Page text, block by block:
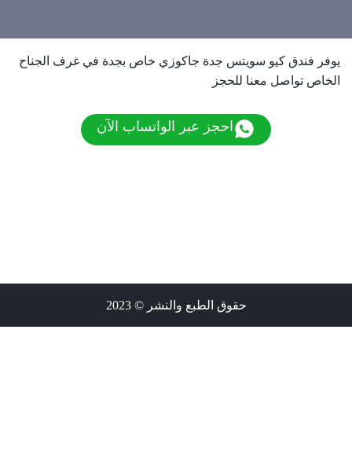
يوفر فندق كيو سويتس جدة جاكوزي خاص بجدة في غرف الجناح
الخاص تواصل معنا للحجز
احجز عبر الواتساب الآن
حقوق الطبع والنشر © 2023